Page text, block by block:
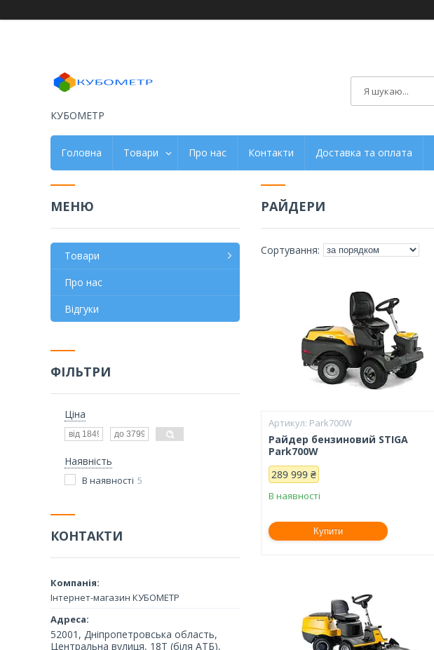
КУБОМЕТР
Головна Товари Про нас Контакти Доставка та оплата
РАЙДЕРИ
Park700W
Райдер бензиновий STIGA
Park700W
289 999 ₴
В наявності
Купити
Товари
Про нас
Відгуки
ФІЛЬТРИ
Ціна
Наявність
В наявності 5
КОНТАКТИ
Інтернет-магазин КУБОМЕТР
52001, Дніпропетровська область,
Центральна вулиця, 18Т (біля АТБ),